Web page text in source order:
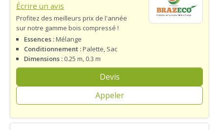
BLOG
ESPACE PRO
Écrire un avis
Profitez des meilleurs prix de l'année
sur notre gamme bois compressé !
Essences :Mélange
Conditionnement :Palette, Sac
Dimensions : 0.25 m, 0.3 m
Devis
Appeler